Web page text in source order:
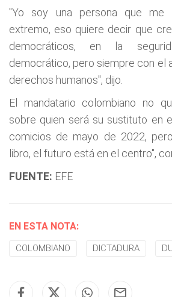
"Yo soy una persona que me
extremo, eso quiere decir que
democráticos, en la
democrático, pero siempre con el
derechos humanos", dijo.
El mandatario colombiano no
sobre quien será su sustituto en
comicios de mayo de 2022,
libro, el futuro está en el centro",
FUENTE: EFE
EN ESTA NOTA:
COLOMBIANO DICTADURA